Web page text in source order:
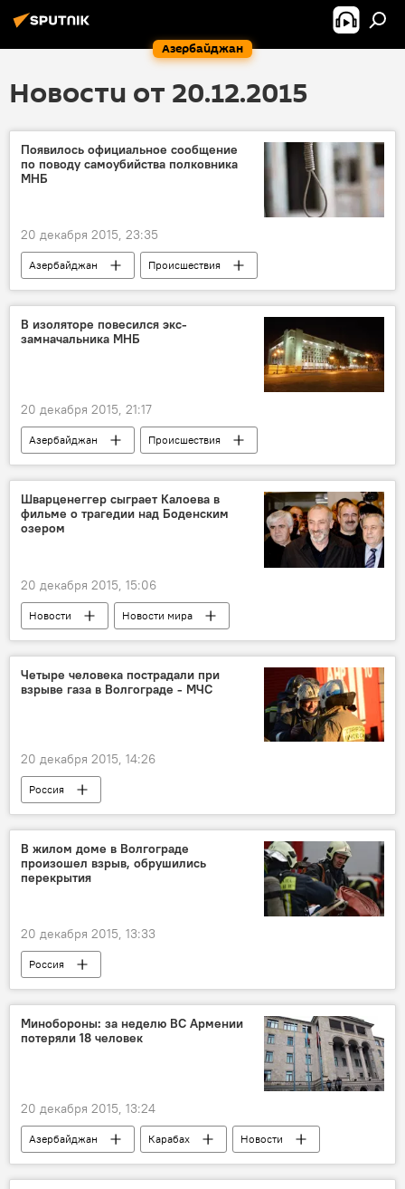
Азербайджан
Новости от 20.12.2015
Появилось официальное сообщение
по поводу самоубийства полковника
МНБ
20 декабря 2015, 23:35
Азербайджан
Происшествия
Новости
ЖИЗНЬ
В изоляторе повесился экс-
замначальника МНБ
20 декабря 2015, 21:17
Азербайджан
Происшествия
Новости
ЖИЗНЬ
Шварценеггер сыграет Калоева в
фильме о трагедии над Боденским
озером
20 декабря 2015, 15:06
Новости Новости мира
Четыре человека пострадали при
взрыве газа в Волгограде - МЧС
20 декабря 2015, 14:26
Россия
В жилом доме в Волгограде
произошел взрыв, обрушились
перекрытия
20 декабря 2015, 13:33
Россия
Минобороны: за неделю ВС Армении
потеряли 18 человек
20 декабря 2015, 13:24
Азербайджан Карабах Новости